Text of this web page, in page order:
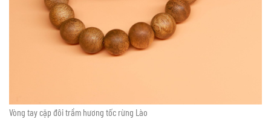
Vòng tay cặp đôi trầm hương tốc rừng Lào